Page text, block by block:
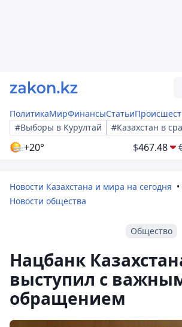
ПолитикаМирФинансыСтатьи
#Выборы в Курултай
#Казахстан в
+20° $467.48
Новости Казахстана и мира на сегодня
Новости общества
Общество
Нацбанк
выступил с
обращением